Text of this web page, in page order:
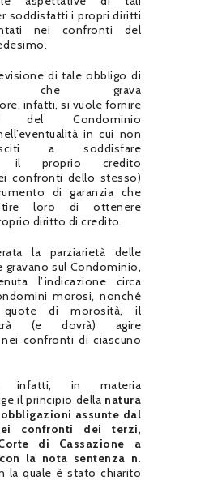
soddisfatti i propri diritti
nei confronti del
di tale obbligo di
che grava
infatti, si vuole fornire
del Condominio
in cui non
a soddisfare
il proprio credito
confronti dello stesso)
di garanzia che
loro di ottenere
diritto di credito.
la parziarietà delle
gravano sul Condominio,
l’indicazione circa
morosi, nonché
quote di morosità, il
(e dovrà) agire
confronti di ciascuno
infatti, in materia
il principio della natura
assunte dal
confronti dei terzi,
di Cassazione a
la nota sentenza n.
la quale è stato chiarito